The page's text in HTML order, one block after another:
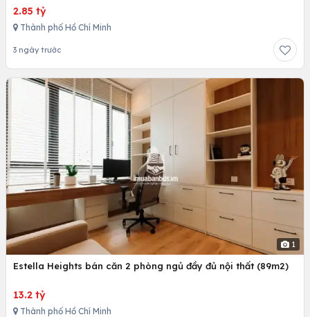
2.85 tỷ
Thành phố Hồ Chí Minh
3 ngày trước
1
Estella Heights bán căn 2 phòng ngủ đầy đủ nội thất (89m2)
13.2 tỷ
Thành phố Hồ Chí Minh